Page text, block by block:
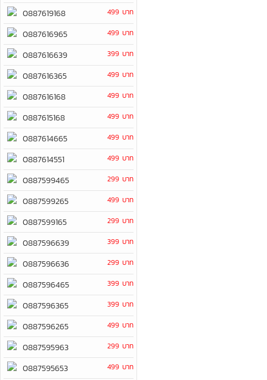
0887619168 499 บาท
0887616965 499 บาท
0887616639 399 บาท
0887616365 499 บาท
0887616168 499 บาท
0887615168 499 บาท
0887614665 499 บาท
0887614551 499 บาท
0887599465 299 บาท
0887599265 499 บาท
0887599165 299 บาท
0887596639 399 บาท
0887596636 299 บาท
0887596465 399 บาท
0887596365 399 บาท
0887596265 499 บาท
0887595963 299 บาท
0887595653 499 บาท